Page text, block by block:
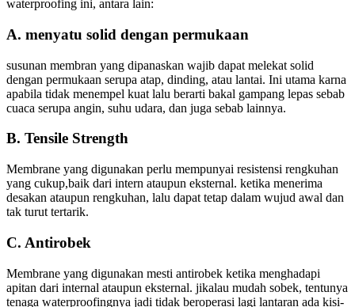
waterproofing ini, antara lain:
A. menyatu solid dengan permukaan
susunan membran yang dipanaskan wajib dapat melekat solid
dengan permukaan serupa atap, dinding, atau lantai. Ini utama karna
apabila tidak menempel kuat lalu berarti bakal gampang lepas sebab
cuaca serupa angin, suhu udara, dan juga sebab lainnya.
B. Tensile Strength
Membrane yang digunakan perlu mempunyai resistensi rengkuhan
yang cukup,baik dari intern ataupun eksternal. ketika menerima
desakan ataupun rengkuhan, lalu dapat tetap dalam wujud awal dan
tak turut tertarik.
C. Antirobek
Membrane yang digunakan mesti antirobek ketika menghadapi
apitan dari internal ataupun eksternal. jikalau mudah sobek, tentunya
tenaga waterproofingnya jadi tidak beroperasi lagi lantaran ada kisi-